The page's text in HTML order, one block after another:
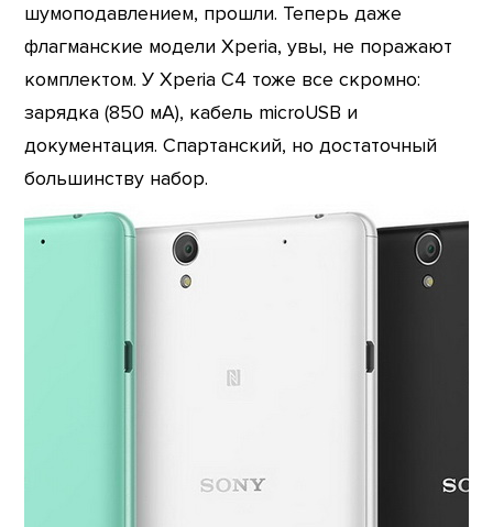
шумоподавлением, прошли. Теперь даже
флагманские модели Xperia, увы, не поражают
комплектом. У Xperia C4 тоже все скромно:
зарядка (850 мА), кабель microUSB и
документация. Спартанский, но достаточный
большинству набор.